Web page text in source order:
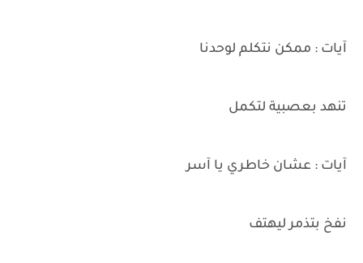
آيات : ممكن نتكلم لوحدنا
تنهد بعصبية لتكمل
آيات : عشان خاطري يا آسر
نفخ بتذمر ليهتف